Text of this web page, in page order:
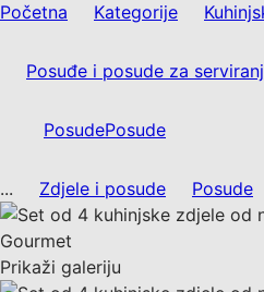
Početna Kategorije
Posuđe i posude za
PosudePosude
... Zdjele i posude Posude
Prikaži galeriju